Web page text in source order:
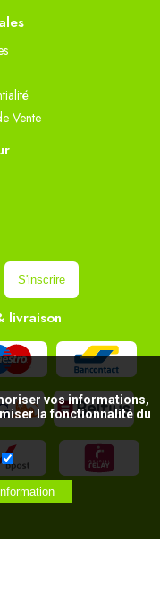
Vente
livraison
vos informations,
la fonctionnalité du